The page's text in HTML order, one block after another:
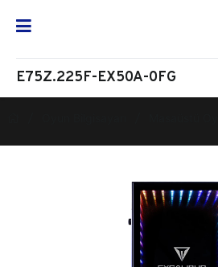
E75Z.225F-EX50A-0FG